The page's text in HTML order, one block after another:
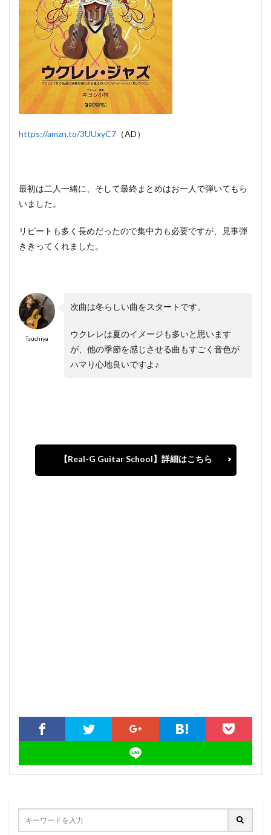
https://amzn.to/3UUxyC7 （AD）
最初は二人一緒に、そして最終まとめはお一人で弾いてもら
いました。
リピートも多く長めだったので集中力も必要ですが、見事弾
ききってくれました。
Tsuchiya
次曲は冬らしい曲をスタートです。
ウクレレは夏のイメージも多いと思います
が、他の季節を感じさせる曲もすごく音色が
ハマり心地良いですよ♪
【Real-G Guitar School】詳細はこちら